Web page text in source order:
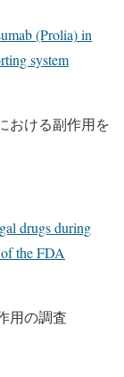
(Prolia) in
system
おける副作用を
drugs during
the FDA
用の調査